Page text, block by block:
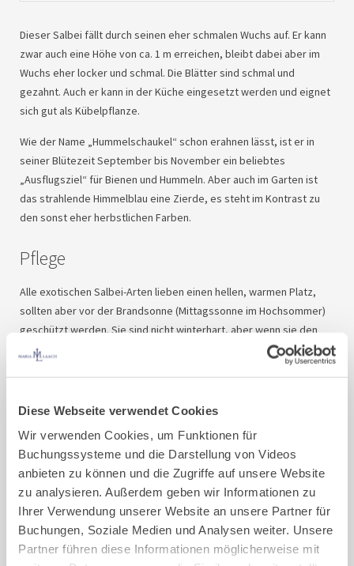
Diese Webseite verwendet Cookies
Wir verwenden Cookies, um Funktionen für
Buchungssysteme und die Darstellung von Videos
anbieten zu können und die Zugriffe auf unsere Website
zu analysieren. Außerdem geben wir Informationen zu
Ihrer Verwendung unserer Website an unsere Partner für
Buchungen, Soziale Medien und Analysen weiter. Unsere
Partner führen diese Informationen möglicherweise mit
Dieser Salbei fällt durch seinen eher schmalen Wuchs auf. Er kann
zwar auch eine Höhe von ca. 1 m erreichen, bleibt dabei aber im
Wuchs eher locker und schmal. Die Blätter sind schmal und
gezahnt. Auch er kann in der Küche eingesetzt werden und eignet
sich gut als Kübelpflanze.
Wie der Name „Hummelschaukel“ schon erahnen lässt, ist er in
seiner Blütezeit September bis November ein beliebtes
„Ausflugsziel“ für Bienen und Hummeln. Aber auch im Garten ist
das strahlende Himmelblau eine Zierde, es steht im Kontrast zu
den sonst eher herbstlichen Farben.
Pflege
Alle exotischen Salbei-Arten lieben einen hellen, warmen Platz,
sollten aber vor der Brandsonne (Mittagssonne im Hochsommer)
geschützt werden. Sie sind nicht winterhart, aber wenn sie den
ganzen Sommer im Freien gestanden haben, macht ihnen der
erste Nachtfrost nichts aus. Für die Haltung als Kübelpflanze sind
Der Ananas-Salbei sowie der Frucht-Salbei krönen ab November
ihre Saison mit wunderschönen Blütenrispen.
Im Gegensatz zu den klassischen Salbei-Arten lieben die
tropischen Arten einen humosen Boden. Dazu mischt man z. B. zu
gleichen Teilen Komposterde und eine gute Topfpflanzenerde –
untereinander. Auf den Boden des Topfes können ein paar
Tonscherben oder eine Schicht Lava- bzw. Bimsgestein als
Drainage ausgelegt werden.